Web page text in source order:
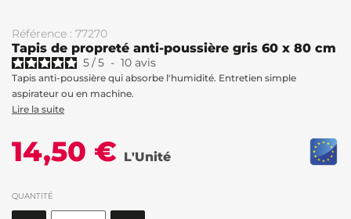
Référence : 77270
Tapis de propreté anti-poussière gris 60 x 80 cm
5/5 - 10 avis
Tapis anti-poussière qui absorbe l'humidité. Entretien simple
aspirateur ou en machine.
Lire la suite
14,50 € L'Unité
QUANTITÉ